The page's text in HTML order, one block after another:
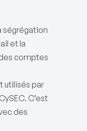
ségrégation
et la
comptes
utilisés par
C’est
des